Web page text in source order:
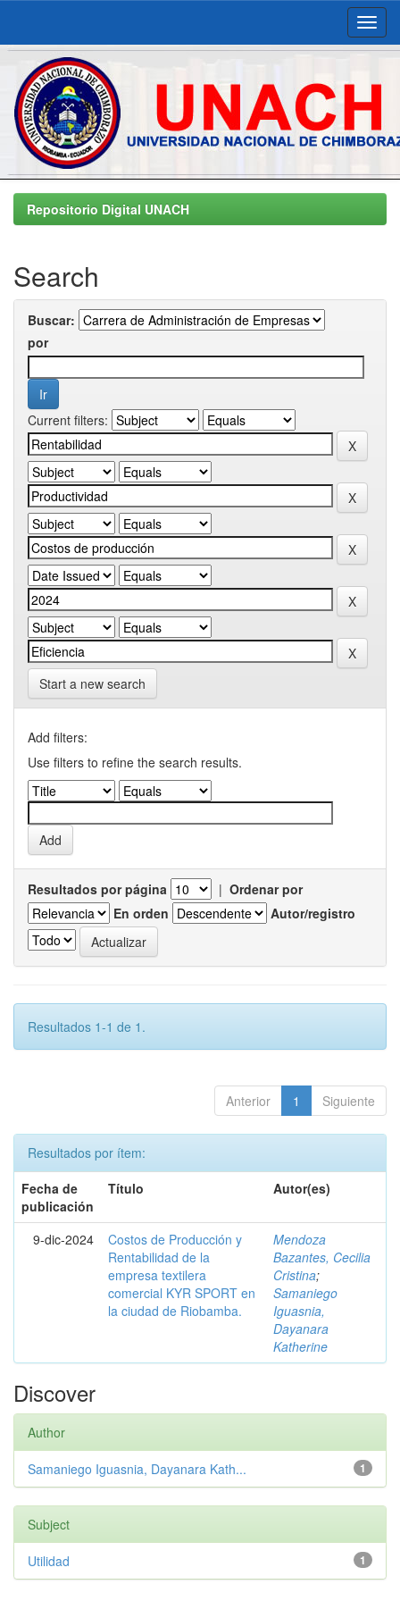
Skip
navigationRepositorio Digital UNACH
Search
Buscar:
por
Current filters:
Start a new search
Add filters:
Use filters to refine the search results.
Resultados por página | Ordenar por
En orden
Autor/registro
Resultados 1-1 de 1.
Anterior 1 Siguiente
Resultados por ítem:
Fecha de
publicación
Título Autor(es)
9-dic-2024
Costos de Producción y
Rentabilidad de la
empresa textilera
comercial KYR SPORT en
la ciudad de Riobamba.
Mendoza
Bazantes, Cecilia
Cristina;
Samaniego
Iguasnia,
Dayanara
Katherine
Discover
Author
1
Samaniego Iguasnia, Dayanara Kath...
Subject
1
Utilidad